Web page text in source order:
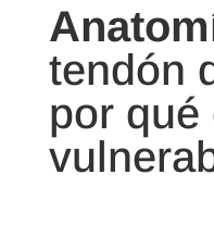
tendón
por qué